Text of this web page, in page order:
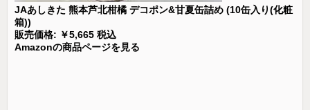
JAあしきた 熊本芦北柑橘 デコポン&甘夏缶詰め (10缶入り(化粧
箱))
販売価格: ￥5,665 税込
Amazonの商品ページを見る